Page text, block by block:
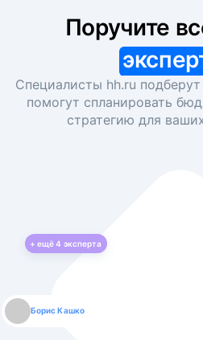
Специалисты hh.ru
помогут спланировать
стратегию для
+ ещё4 эксперта
Борис Кашко
Юлия Изоитко
Александр Кулагин
Даниил Макаров
Екатерина Лазаренко